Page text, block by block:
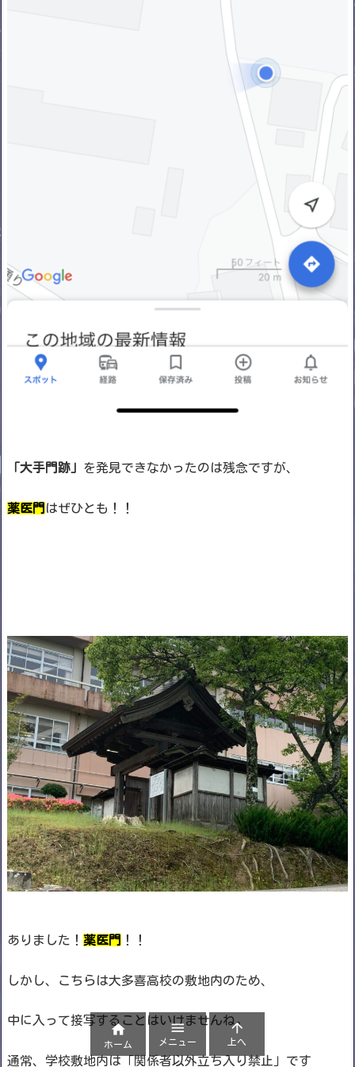
「大手門跡」 を発見できなかったのは残念ですが、
薬医門 はぜひとも！！
ありました！ 薬医門 ！！
しかし、こちらは大多喜高校の敷地内のため、
中に入って接写することはいけませんね。
通常、学校敷地内は「関係者以外立ち入り禁止」です

ホーム

メニュー

上へ